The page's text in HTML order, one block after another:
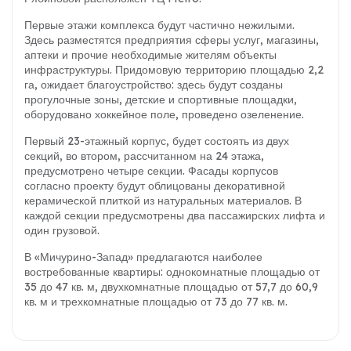
Первые этажи комплекса будут частично нежилыми.
Здесь разместятся предприятия сферы услуг, магазины,
аптеки и прочие необходимые жителям объекты
инфраструктуры. Придомовую территорию площадью 2,2
га, ожидает благоустройство: здесь будут созданы
прогулочные зоны, детские и спортивные площадки,
оборудовано хоккейное поле, проведено озеленение.
Первый 23-этажный корпус, будет состоять из двух
секций, во втором, рассчитанном на 24 этажа,
предусмотрено четыре секции. Фасады корпусов
согласно проекту будут облицованы декоративной
керамической плиткой из натуральных материалов. В
каждой секции предусмотрены два пассажирских лифта и
один грузовой.
В «Мичурино-Запад» предлагаются наиболее
востребованные квартиры: однокомнатные площадью от
35 до 47 кв. м, двухкомнатные площадью от 57,7 до 60,9
кв. м и трехкомнатные площадью от 73 до 77 кв. м.